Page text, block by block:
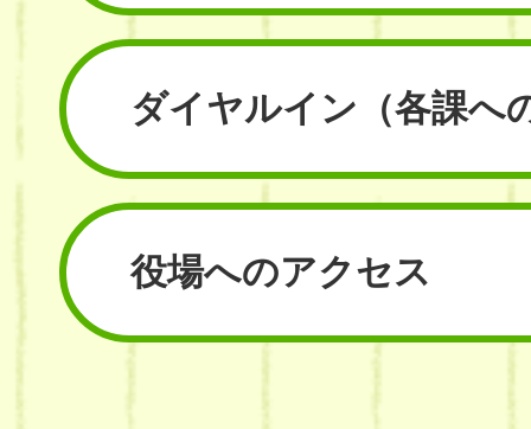
ダイヤルイン （各課へ
役場へのアクセス